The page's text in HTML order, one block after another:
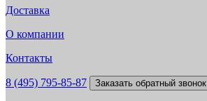
Доставка
О компании
Контакты
8 (495) 795-85-87 Заказать обратный звонок